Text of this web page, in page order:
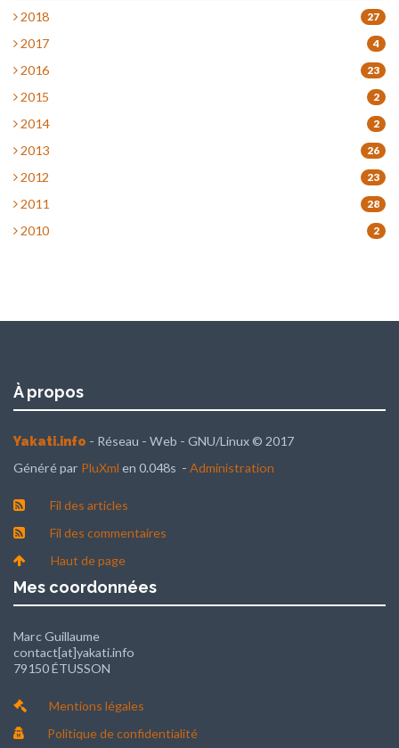
2018 27
2017 4
2016 23
2015 2
2014 2
2013 26
2012 23
2011 28
2010 2
À propos
Yakati.info - Réseau - Web - GNU/Linux © 2017
Généré par PluXml en 0.048s - Administration
Fil des articles
Fil des commentaires
Haut de page
Mes coordonnées
Marc Guillaume
contact[at]yakati.info
79150 ÉTUSSON
Mentions légales
Politique de confidentialité